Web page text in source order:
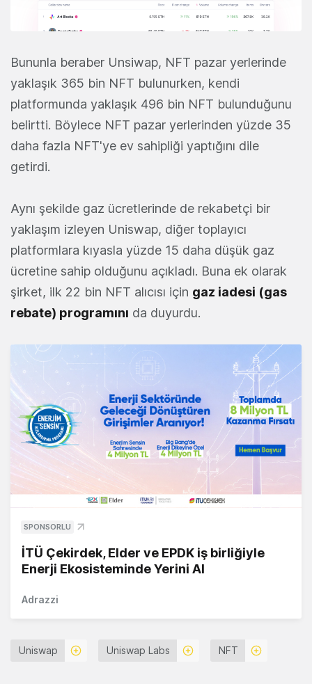
Bununla beraber Unsiwap, NFT pazar yerlerinde
yaklaşık 365 bin NFT bulunurken, kendi
platformunda yaklaşık 496 bin NFT bulunduğunu
belirtti. Böylece NFT pazar yerlerinden yüzde 35
daha fazla NFT'ye ev sahipliği yaptığını dile
getirdi.
Aynı şekilde gaz ücretlerinde de rekabetçi bir
yaklaşım izleyen Uniswap, diğer toplayıcı
platformlara kıyasla yüzde 15 daha düşük gaz
ücretine sahip olduğunu açıkladı. Buna ek olarak
şirket, ilk 22 bin NFT alıcısı için gaz iadesi (gas
rebate) programını da duyurdu.
SPONSORLU
İTÜ Çekirdek, Elder ve EPDK iş birliğiyle
Enerji Ekosisteminde Yerini Al
Adrazzi
Uniswap Uniswap Labs NFT